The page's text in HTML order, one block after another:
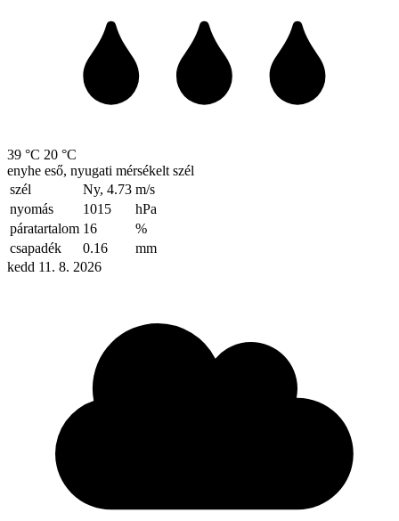
39 °C 20 °C
enyhe eső, nyugati mérsékelt szél
szél
Ny, 4.73 m/s
nyomás
1015
hPa
páratartalom 16
%
csapadék
0.16
mm
kedd 11. 8. 2026